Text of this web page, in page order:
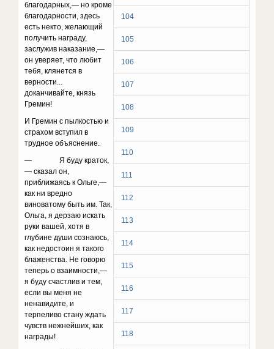
104
105
106
107
108
109
110
111
112
113
114
115
116
117
118
благодарных,— но кроме
благодарности, здесь
есть некто, желающий
получить награду,
заслужив наказание,—
он уверяет, что любит
тебя, клянется в
верности...
доканчивайте, князь
Гремин!
И Гремин с пылкостью и
страхом вступил в
трудное объяснение.
— Я буду краток,
— сказал он,
приближаясь к Ольге,—
как ни вредно
виноватому быть им. Так,
Ольга, я дерзаю искать
руки вашей, хотя в
глубине души соз­наюсь,
как недостоин я такого
блаженства. Не говорю
теперь о взаимности,—
я буду счастлив и тем,
если вы меня не
ненавидите, и
терпеливо стану ждать
чувств нежнейших, как
награды!